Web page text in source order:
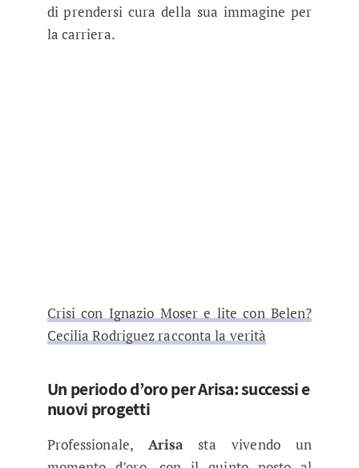
di prendersi cura della sua immagine per
la carriera.
Crisi con Ignazio Moser e lite con Belen?
Cecilia Rodriguez racconta la verità
Un periodo d’oro per Arisa: successi e
nuovi progetti
Professionale,Arisasta vivendo un